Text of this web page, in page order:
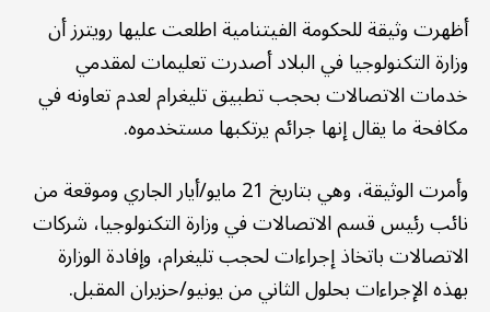
أظهرت وثيقة للحكومة الفيتنامية اطلعت عليها رويترز أن
وزارة التكنولوجيا في البلاد أصدرت تعليمات لمقدمي
خدمات الاتصالات بحجب تطبيق تليغرام لعدم تعاونه في
مكافحة ما يقال إنها جرائم يرتكبها مستخدموه.
وأمرت الوثيقة، وهي بتاريخ 21 مايو/أيار الجاري وموقعة من
نائب رئيس قسم الاتصالات في وزارة التكنولوجيا، شركات
الاتصالات باتخاذ إجراءات لحجب تليغرام، وإفادة الوزارة
بهذه الإجراءات بحلول الثاني من يونيو/حزيران المقبل.